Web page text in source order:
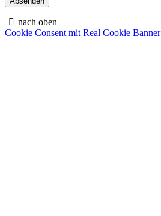
nach oben
Cookie Consent mit Real Cookie Banner